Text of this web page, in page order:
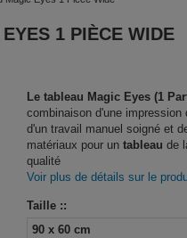
1 PIÈCE WIDE
Le tableau Magic Eyes (1
combinaison d'une impression
d'un travail manuel soigné et
matériaux pour un tableau de
qualité
Voir plus de détails sur le
Taille ::